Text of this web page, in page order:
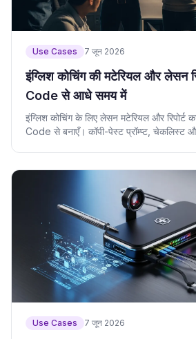
Use Cases 7 जून 2026
इंग्लिश कोचिंग की मटेरियल और लेसन
Code से आधे समय में
इंग्लिश कोचिंग के लिए लेसन मटेरियल और रिपोर्ट
Code से बनाएँ। कॉपी-पेस्ट प्रॉम्प्ट, चेकलिस्ट
Use Cases 7 जून 2026